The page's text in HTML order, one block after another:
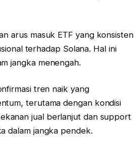
arus masuk ETF yang konsisten
terhadap Solana. Hal ini
jangka menengah.
tren naik yang
terutama dengan kondisi
jual berlanjut dan support
dalam jangka pendek.